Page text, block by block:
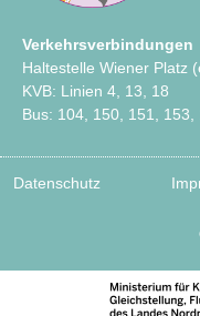
Verkehrsverbindungen
Haltestelle Wiener Platz
KVB: Linien 4, 13, 18
Bus: 104, 150, 151, 153,
Datenschutz